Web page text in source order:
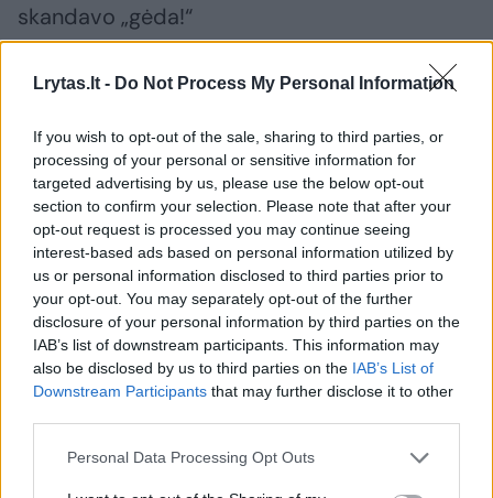
Lrytas.lt - Do Not Process My Personal Information
If you wish to opt-out of the sale, sharing to third parties, or
processing of your personal or sensitive information for
targeted advertising by us, please use the below opt-out
section to confirm your selection. Please note that after your
opt-out request is processed you may continue seeing
interest-based ads based on personal information utilized by
us or personal information disclosed to third parties prior to
your opt-out. You may separately opt-out of the further
disclosure of your personal information by third parties on the
IAB’s list of downstream participants. This information may
also be disclosed by us to third parties on the IAB’s List of
Downstream Participants that may further disclose it to other
Personal Data Processing Opt Outs
skandavo „gėda!“
„Tai neleisit man atsisveikinti su jumis? Na aš
aš scenos nebijau, aš ir muzikos nebijau. Tik
gaila, kad ne lietuvių liaudies dainos skamba.